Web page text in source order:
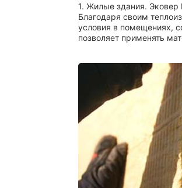
1. Жилые здания. Эковер
Благодаря своим
условия в помещениях,
позволяет применять